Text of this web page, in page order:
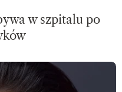
w szpitalu po